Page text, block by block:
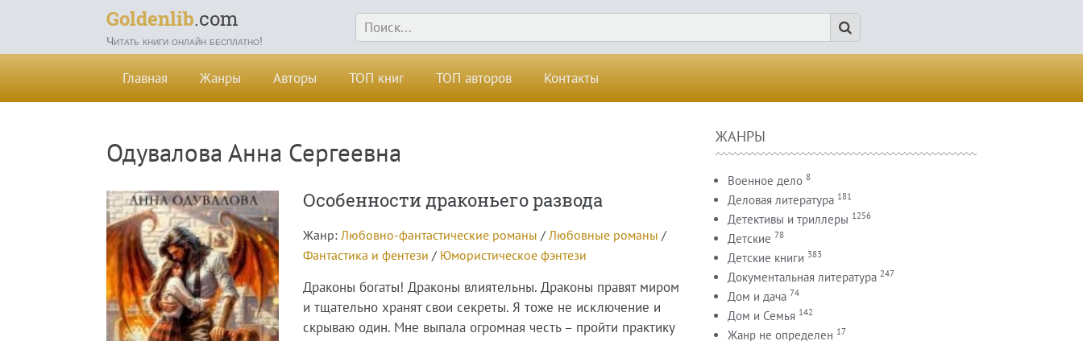
Goldenlib.com
Читать книги онлайн бесплатно!
Главная Жанры Авторы ТОП книг ТОП авторов Контакты
Одувалова Анна Сергеевна
Особенности драконьего развода
Жанр: Любовно-фантастические романы / Любовные романы /
Фантастика и фентези / Юмористическое фэнтези
Драконы богаты! Драконы влиятельны. Драконы правят миром
и тщательно хранят свои секреты. Я тоже не исключение и
скрываю один. Мне выпала огромная честь – пройти практику
ЖАНРЫ
Военное дело 8
Деловая литература 181
Детективы и триллеры 1256
Детские 78
Детские книги 383
Документальная литература 247
Дом и дача 74
Дом и Семья 142
Жанр не определен 17